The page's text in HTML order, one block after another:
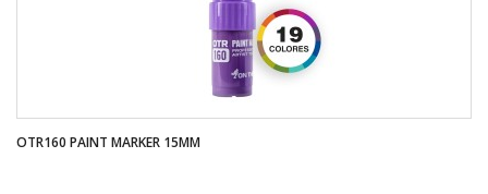
OTR160 PAINT MARKER 15MM